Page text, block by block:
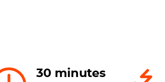
30 minutes